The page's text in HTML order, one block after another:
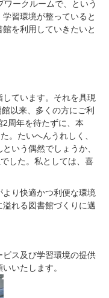
ワークルームで、という
習環境が整っていると
を利用していきたいと
ています。それを具現
館以来、多くの方にご利
2 周年を待たずに、本
。たいへんうれしく、
いう偶然でしょうか、
した。私としては、喜
り快適かつ利便な環境
れる図書館づくりに邁
ス及び学習環境の提供
いたします。